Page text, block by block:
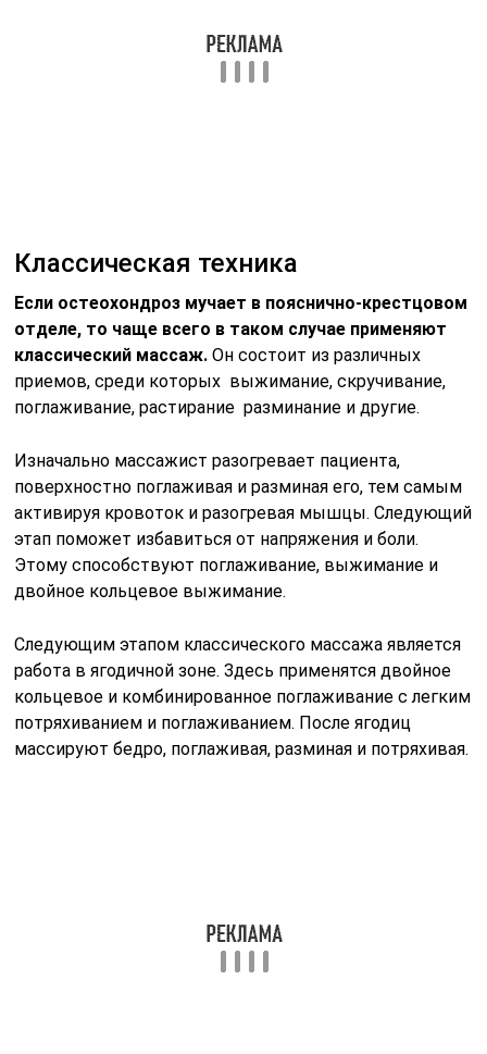
Классическая техника
Если остеохондроз мучает в пояснично-крестцовом
отделе, то чаще всего в таком случае применяют
классический массаж. Он состоит из различных
приемов, среди которых выжимание, скручивание,
поглаживание, растирание разминание и другие.
Изначально массажист разогревает пациента,
поверхностно поглаживая и разминая его, тем самым
активируя кровоток и разогревая мышцы. Следующий
этап поможет избавиться от напряжения и боли.
Этому способствуют поглаживание, выжимание и
двойное кольцевое выжимание.
Следующим этапом классического массажа является
работа в ягодичной зоне. Здесь применятся двойное
кольцевое и комбинированное поглаживание с легким
потряхиванием и поглаживанием. После ягодиц
массируют бедро, поглаживая, разминая и потряхивая.